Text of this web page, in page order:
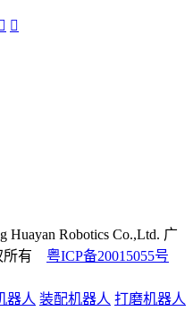
Huayan Robotics Co.,Ltd. 广
所有 粤ICP备20015055号
器人 装配机器人 打磨机器人